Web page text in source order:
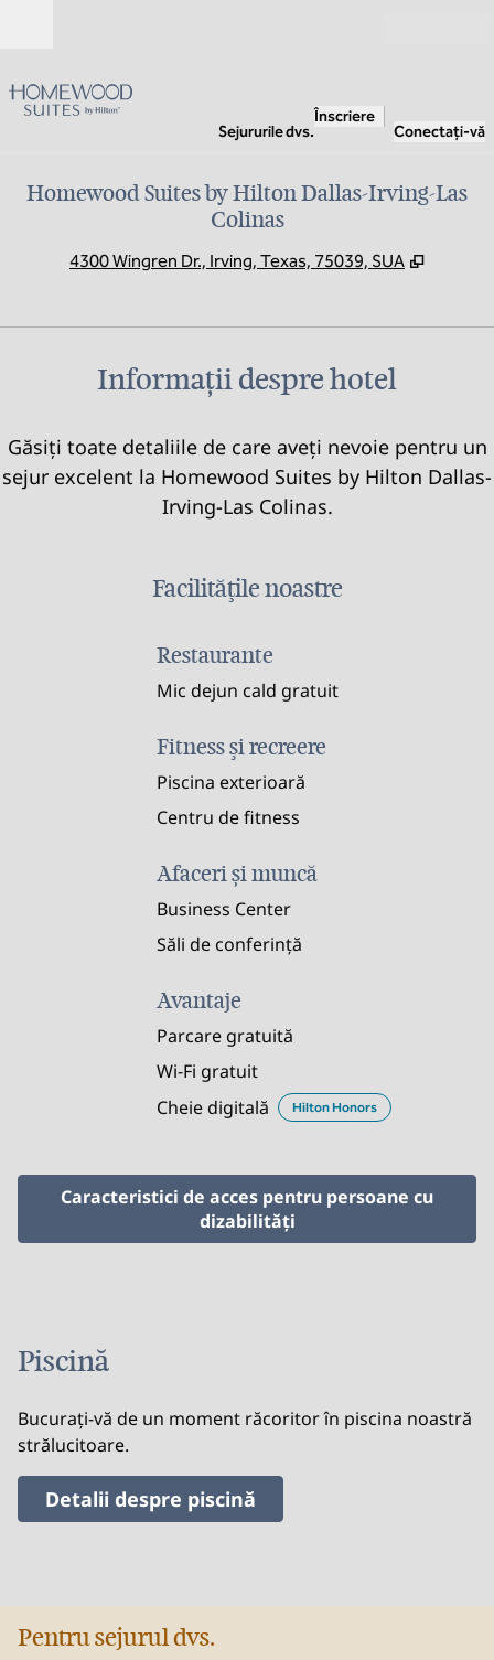
Sejururile dvs.
Înscriere
Conectați-vă
Homewood Suites by Hilton Dallas-Irving-Las
Colinas
4300 Wingren Dr., Irving, Texas, 75039, SUA ,
Informații despre hotel
Găsiți toate detaliile de care aveți nevoie pentru un
sejur excelent la Homewood Suites by Hilton Dallas-
Irving-Las Colinas.
Facilităţile noastre
Restaurante
Mic dejun cald gratuit
Fitness şi recreere
Piscina exterioară
Centru de fitness
Afaceri și muncă
Business Center
Săli de conferință
Avantaje
Parcare gratuită
Wi-Fi gratuit
Cheie digitală
Hilton Honors
Caracteristici de acces pentru persoane cu
dizabilităţi
Piscină
Bucurați-vă de un moment răcoritor în piscina noastră
strălucitoare.
Detalii despre piscină
Pentru sejurul dvs.